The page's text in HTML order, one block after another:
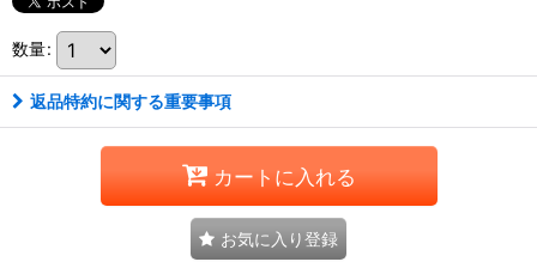
数量:
返品特約に関する重要事項
カートに入れる
お気に入り登録